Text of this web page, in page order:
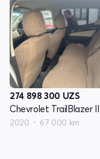
274 898 300 UZS
2020 67 000 km